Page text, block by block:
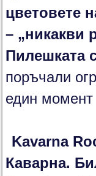
цветовете
– „никакви
Пилешката
поръчали
един
Kavarna
Каварна. Б